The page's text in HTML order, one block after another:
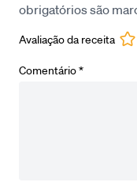
obrigatórios são
Avaliação da receita
Comentário*